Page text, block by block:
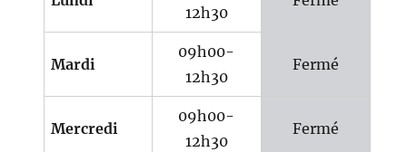
12h30
Mardi
09h00-
12h30
Fermé
Mercredi
09h00-
12h30
Fermé